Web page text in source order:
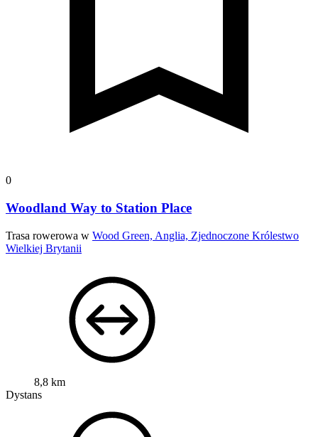
0
Woodland Way to Station Place
Trasa rowerowa w Wood Green, Anglia, Zjednoczone Królestwo
Wielkiej Brytanii
8,8 km
Dystans